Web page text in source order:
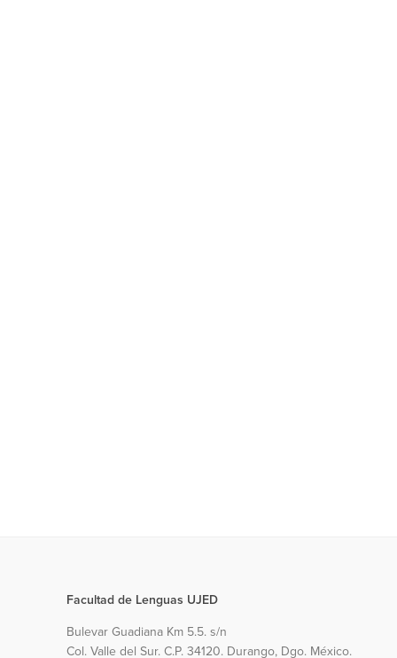
Facultad de Lenguas UJED
Bulevar Guadiana Km 5.5. s/n
Col. Valle del Sur. C.P. 34120. Durango, Dgo. México.